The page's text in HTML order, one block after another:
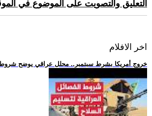
التعليق والتصويت على الموضوع في
اخر الافلام
.. خروج أمريكا بشرط سبتمبر.. محلل عراقي يوضح